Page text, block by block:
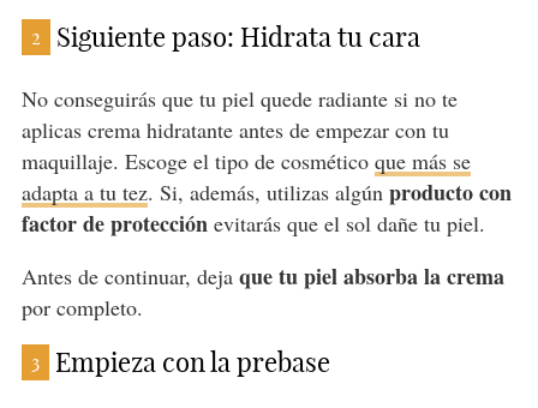
2 Siguiente paso: Hidrata tu cara
No conseguirás que tu piel quede radiante si no te
aplicas crema hidratante antes de empezar con tu
maquillaje. Escoge el tipo de cosmético que más se
adapta a tu tez. Si, además, utilizas algúnproducto con
factor de protecciónevitarás que el sol dañe tu piel.
Antes de continuar, deja que tu piel absorba la crema
por completo.
3 Empieza con la prebase